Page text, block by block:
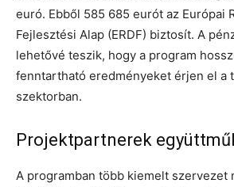
euró. Ebből 585 685 eurót az Európai
Fejlesztési Alap (ERDF) biztosít. A
lehetővé teszik, hogy a program
fenntartható eredményeket érjen el a
szektorban.
Projektpartnerek
A programban több kiemelt szervezet